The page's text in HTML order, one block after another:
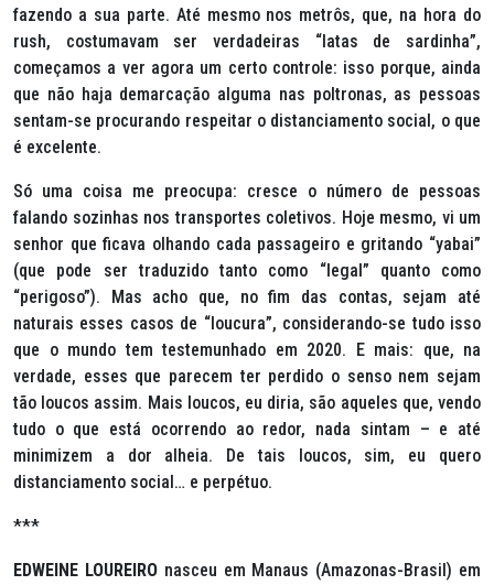
fazendo a sua parte. Até mesmo nos metrôs, que, na hora do
rush, costumavam ser verdadeiras “latas de sardinha”,
começamos a ver agora um certo controle: isso porque, ainda
que não haja demarcação alguma nas poltronas, as pessoas
sentam-se procurando respeitar o distanciamento social, o que
é excelente.
Só uma coisa me preocupa: cresce o número de pessoas
falando sozinhas nos transportes coletivos. Hoje mesmo, vi um
senhor que ficava olhando cada passageiro e gritando “yabai”
(que pode ser traduzido tanto como “legal” quanto como
“perigoso”). Mas acho que, no fim das contas, sejam até
naturais esses casos de “loucura”, considerando-se tudo isso
que o mundo tem testemunhado em 2020. E mais: que, na
verdade, esses que parecem ter perdido o senso nem sejam
tão loucos assim. Mais loucos, eu diria, são aqueles que, vendo
tudo o que está ocorrendo ao redor, nada sintam – e até
minimizem a dor alheia. De tais loucos, sim, eu quero
distanciamento social… e perpétuo.
***
EDWEINE LOUREIROnasceu em Manaus (Amazonas-Brasil) em